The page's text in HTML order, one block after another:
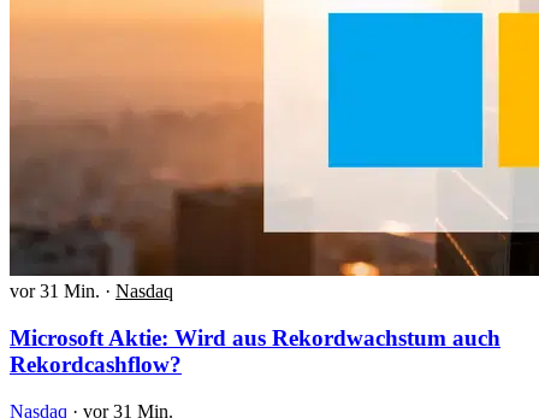
vor 31 Min. · Nasdaq
Microsoft Aktie: Wird aus Rekordwachstum auch
Rekordcashflow?
Nasdaq · vor 31 Min.